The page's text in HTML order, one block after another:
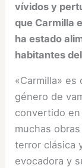
vívidos y
que Carmilla
ha estado
habitantes
«Carmilla» es
género de
convertido
muchas
terror clásica
evocadora y